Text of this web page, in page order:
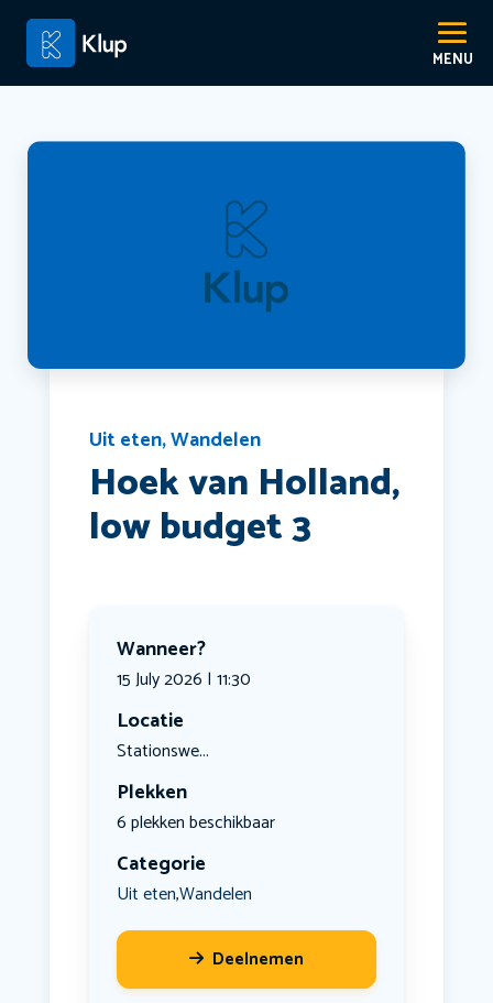
Uit eten,Wandelen
Hoek van Holland,
low budget 3
Wanneer?
15 July 2026 | 11:30
Locatie
Stationswe...
Plekken
6 plekken beschikbaar
Categorie
Uit eten,Wandelen
Deelnemen